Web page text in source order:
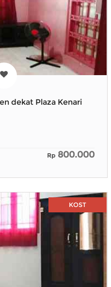
dekat Plaza Kenari
Rp 800.000
KOST